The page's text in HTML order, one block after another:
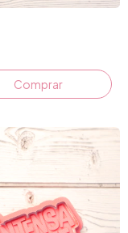
Comprar